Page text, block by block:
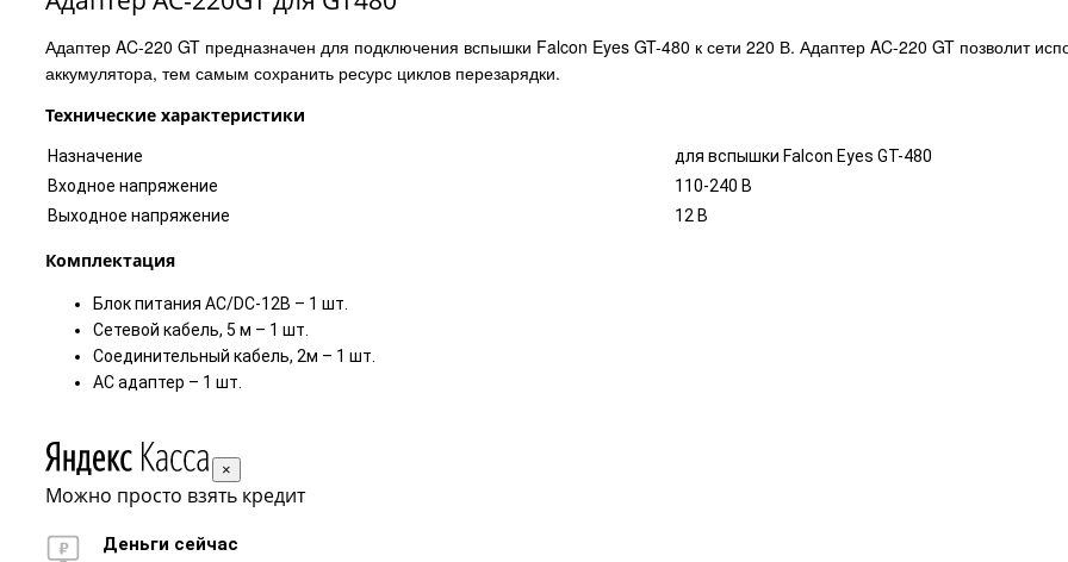
Адаптер AC-220 GT предназначен для подключения вспышки Falcon Eyes GT-480 к сети 220 В. Адаптер AC-220 GT позволит
аккумулятора, тем самым сохранить ресурс циклов перезарядки.
Технические характеристики
Назначение
для вспышки Falcon Eyes GT-480
Входное напряжение
110-240 В
Выходное напряжение
12 В
Комплектация
Блок питания AC/DC-12В – 1 шт.
Сетевой кабель, 5 м – 1 шт.
Соединительный кабель, 2м – 1 шт.
AC адаптер – 1 шт.
×
Можно просто взять кредит
Деньги сейчас